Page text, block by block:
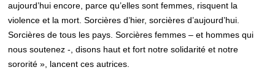
aujourd’hui encore, parce qu’elles sont femmes, risquent la
violence et la mort. Sorcières d’hier, sorcières d’aujourd’hui.
Sorcières de tous les pays. Sorcières femmes – et hommes qui
nous soutenez -, disons haut et fort notre solidarité et notre
sororité », lancent ces autrices.